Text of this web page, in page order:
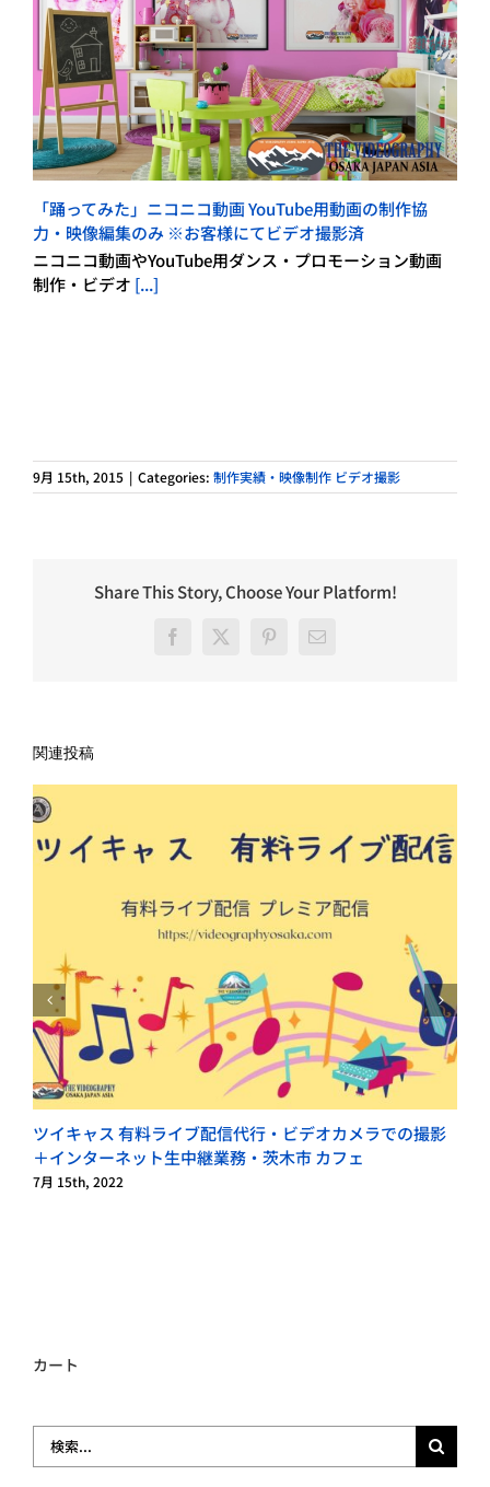
「踊ってみた」ニコニコ動画 YouTube用動画の制作協
力・映像編集のみ ※お客様にてビデオ撮影済
ニコニコ動画やYouTube用ダンス・プロモーション動画
制作・ビデオ [...]
9月 15th, 2015 | Categories: 制作実績・映像制作 ビデオ撮影
Share This Story, Choose Your Platform!
Facebook
X Pinterest
電
関連投稿
ツイキャス 有料ライブ配信代行・ビデオカメラでの撮影
＋インターネット生中継業務・茨木市 カフェ
7月 15th, 2022
カート